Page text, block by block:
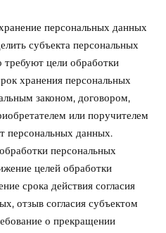
персональных данных
субъекта персональных
цели обработки
хранения персональных
законом, договором,
или поручителем
персональных данных.
персональных
целей обработки
срока действия согласия
отзыв согласия субъектом
о прекращении